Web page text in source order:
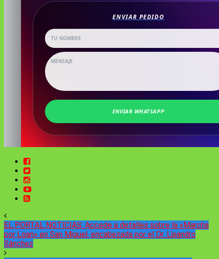
EL PORTAL NOTICIAS: Accede a detalles sobre la «Marcha
por Loan» en San Miguel, encabezada por el Dr. Lisandro
Sánchez